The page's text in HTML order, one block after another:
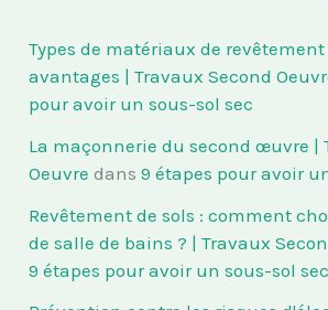
Types de matériaux de
avantages | Travaux Second
pour avoir un sous-sol sec
La maçonnerie du second œuvre |
Oeuvre dans9 étapes pour avoir
Revêtement de sols : comment
de salle de bains ? | Travaux
9 étapes pour avoir un sous-sol sec